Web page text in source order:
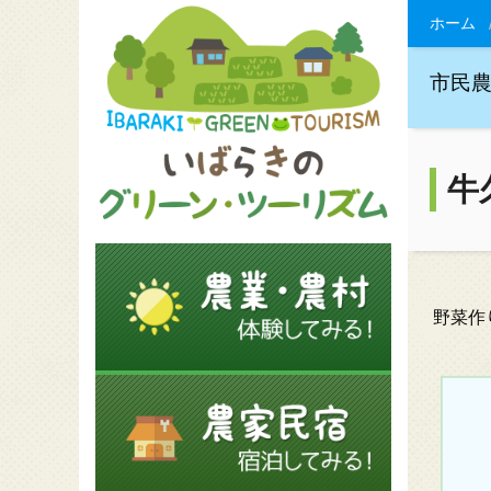
ホーム
市民
牛
野菜作